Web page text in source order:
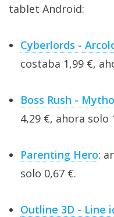
tablet Android:
Cyberlords -
costaba 1,99 €,
Boss Rush -
4,29 €, ahora solo
Parenting Hero:
solo 0,67 €.
Outline 3D - Line